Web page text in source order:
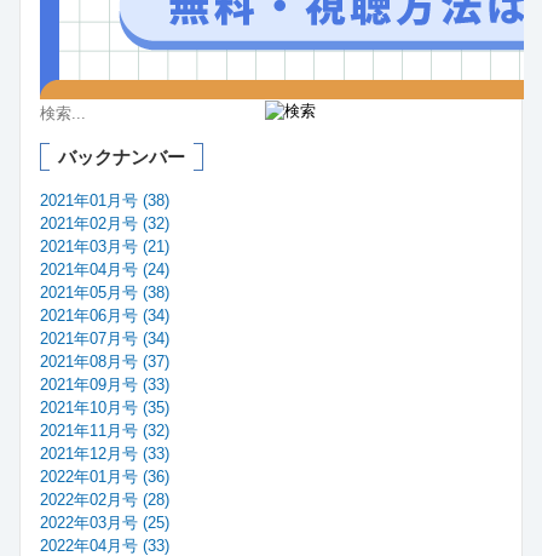
バックナンバー
2021年01月号 (38)
2021年02月号 (32)
2021年03月号 (21)
2021年04月号 (24)
2021年05月号 (38)
2021年06月号 (34)
2021年07月号 (34)
2021年08月号 (37)
2021年09月号 (33)
2021年10月号 (35)
2021年11月号 (32)
2021年12月号 (33)
2022年01月号 (36)
2022年02月号 (28)
2022年03月号 (25)
2022年04月号 (33)